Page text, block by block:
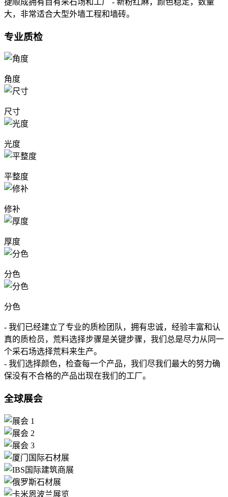
大，非常适合大型外墙工程和墙砖。
专业质检
角度
尺寸
光度
平整度
修补
厚度
分色
分色
- 我们已经建立了专业的质检团队，拥有忠诚，经验丰富和认
真的质检员，荒料选择步骤是关键步骤，我们总是尽力从同一
个采石场选择荒料来生产。
- 我们选择颜色，检查每一个产品，我们尽我们最大的努力确
保没有不合格的产品出现在我们的工厂。
全球展会